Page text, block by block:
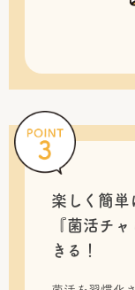
楽しく簡単
『菌活チ
きる！